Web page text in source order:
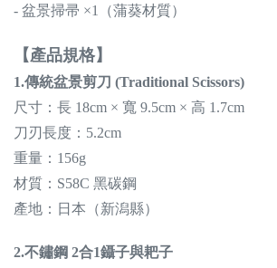
- 盆景掃帚 ×1（蒲葵材質）
【產品規格】
1.傳統盆景剪刀 (Traditional Scissors)
尺寸：長 18cm × 寬 9.5cm × 高 1.7cm
刀刃長度：5.2cm
重量：156g
材質：S58C 黑碳鋼
產地：日本（新潟縣）
2.不鏽鋼 2合1鑷子與耙子